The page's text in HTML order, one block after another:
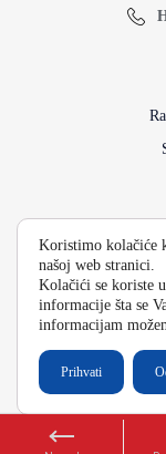
Koristimo kolačiće
našoj web stranici.
Kolačići se koriste
informacije šta se
informacijam
Prihvati